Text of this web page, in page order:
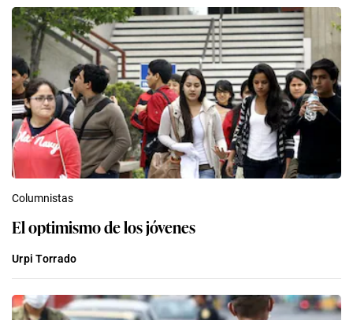
Columnistas
El optimismo de los jóvenes
Urpi Torrado